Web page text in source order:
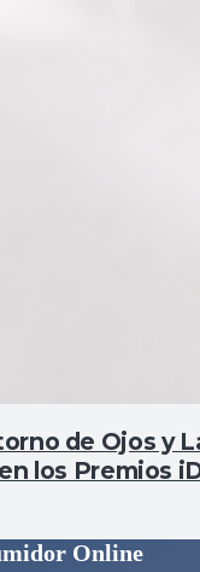
de Ojos y
los Premios
Online